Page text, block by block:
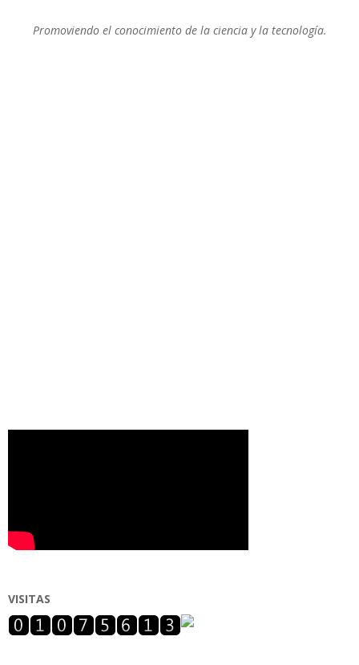
Promoviendo el conocimiento de la ciencia y la tecnología.
VISITAS